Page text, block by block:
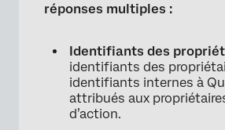
réponses multiples :
Identifiants des
identifiants des
identifiants internes à
attribués aux
d’action.